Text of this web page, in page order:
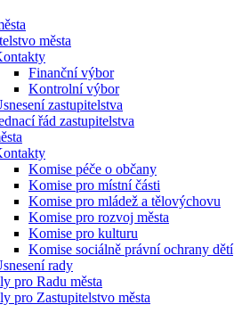
města
Finanční výbor
Kontrolní výbor
zastupitelstva
řád zastupitelstva
Komise péče o občany
Komise pro místní části
Komise pro mládež a tělovýchovu
Komise pro rozvoj města
Komise pro kulturu
Komise sociálně právní ochrany dětí
rady
pro Radu města
pro Zastupitelstvo města